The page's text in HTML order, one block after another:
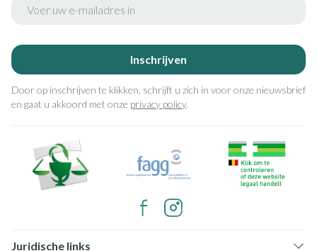
Inschrijven
Door op inschrijven te klikken, schrijft u zich in voor onze nieuwsbrief
en gaat u akkoord met onze privacy policy.
Juridische links